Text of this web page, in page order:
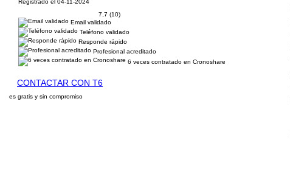
Registrado el 04-11-2024
7,7 (10)
Email validado
Teléfono validado
Responde rápido
Profesional acreditado
6 veces contratado en Cronoshare
CONTACTAR CON T6
es gratis y sin compromiso